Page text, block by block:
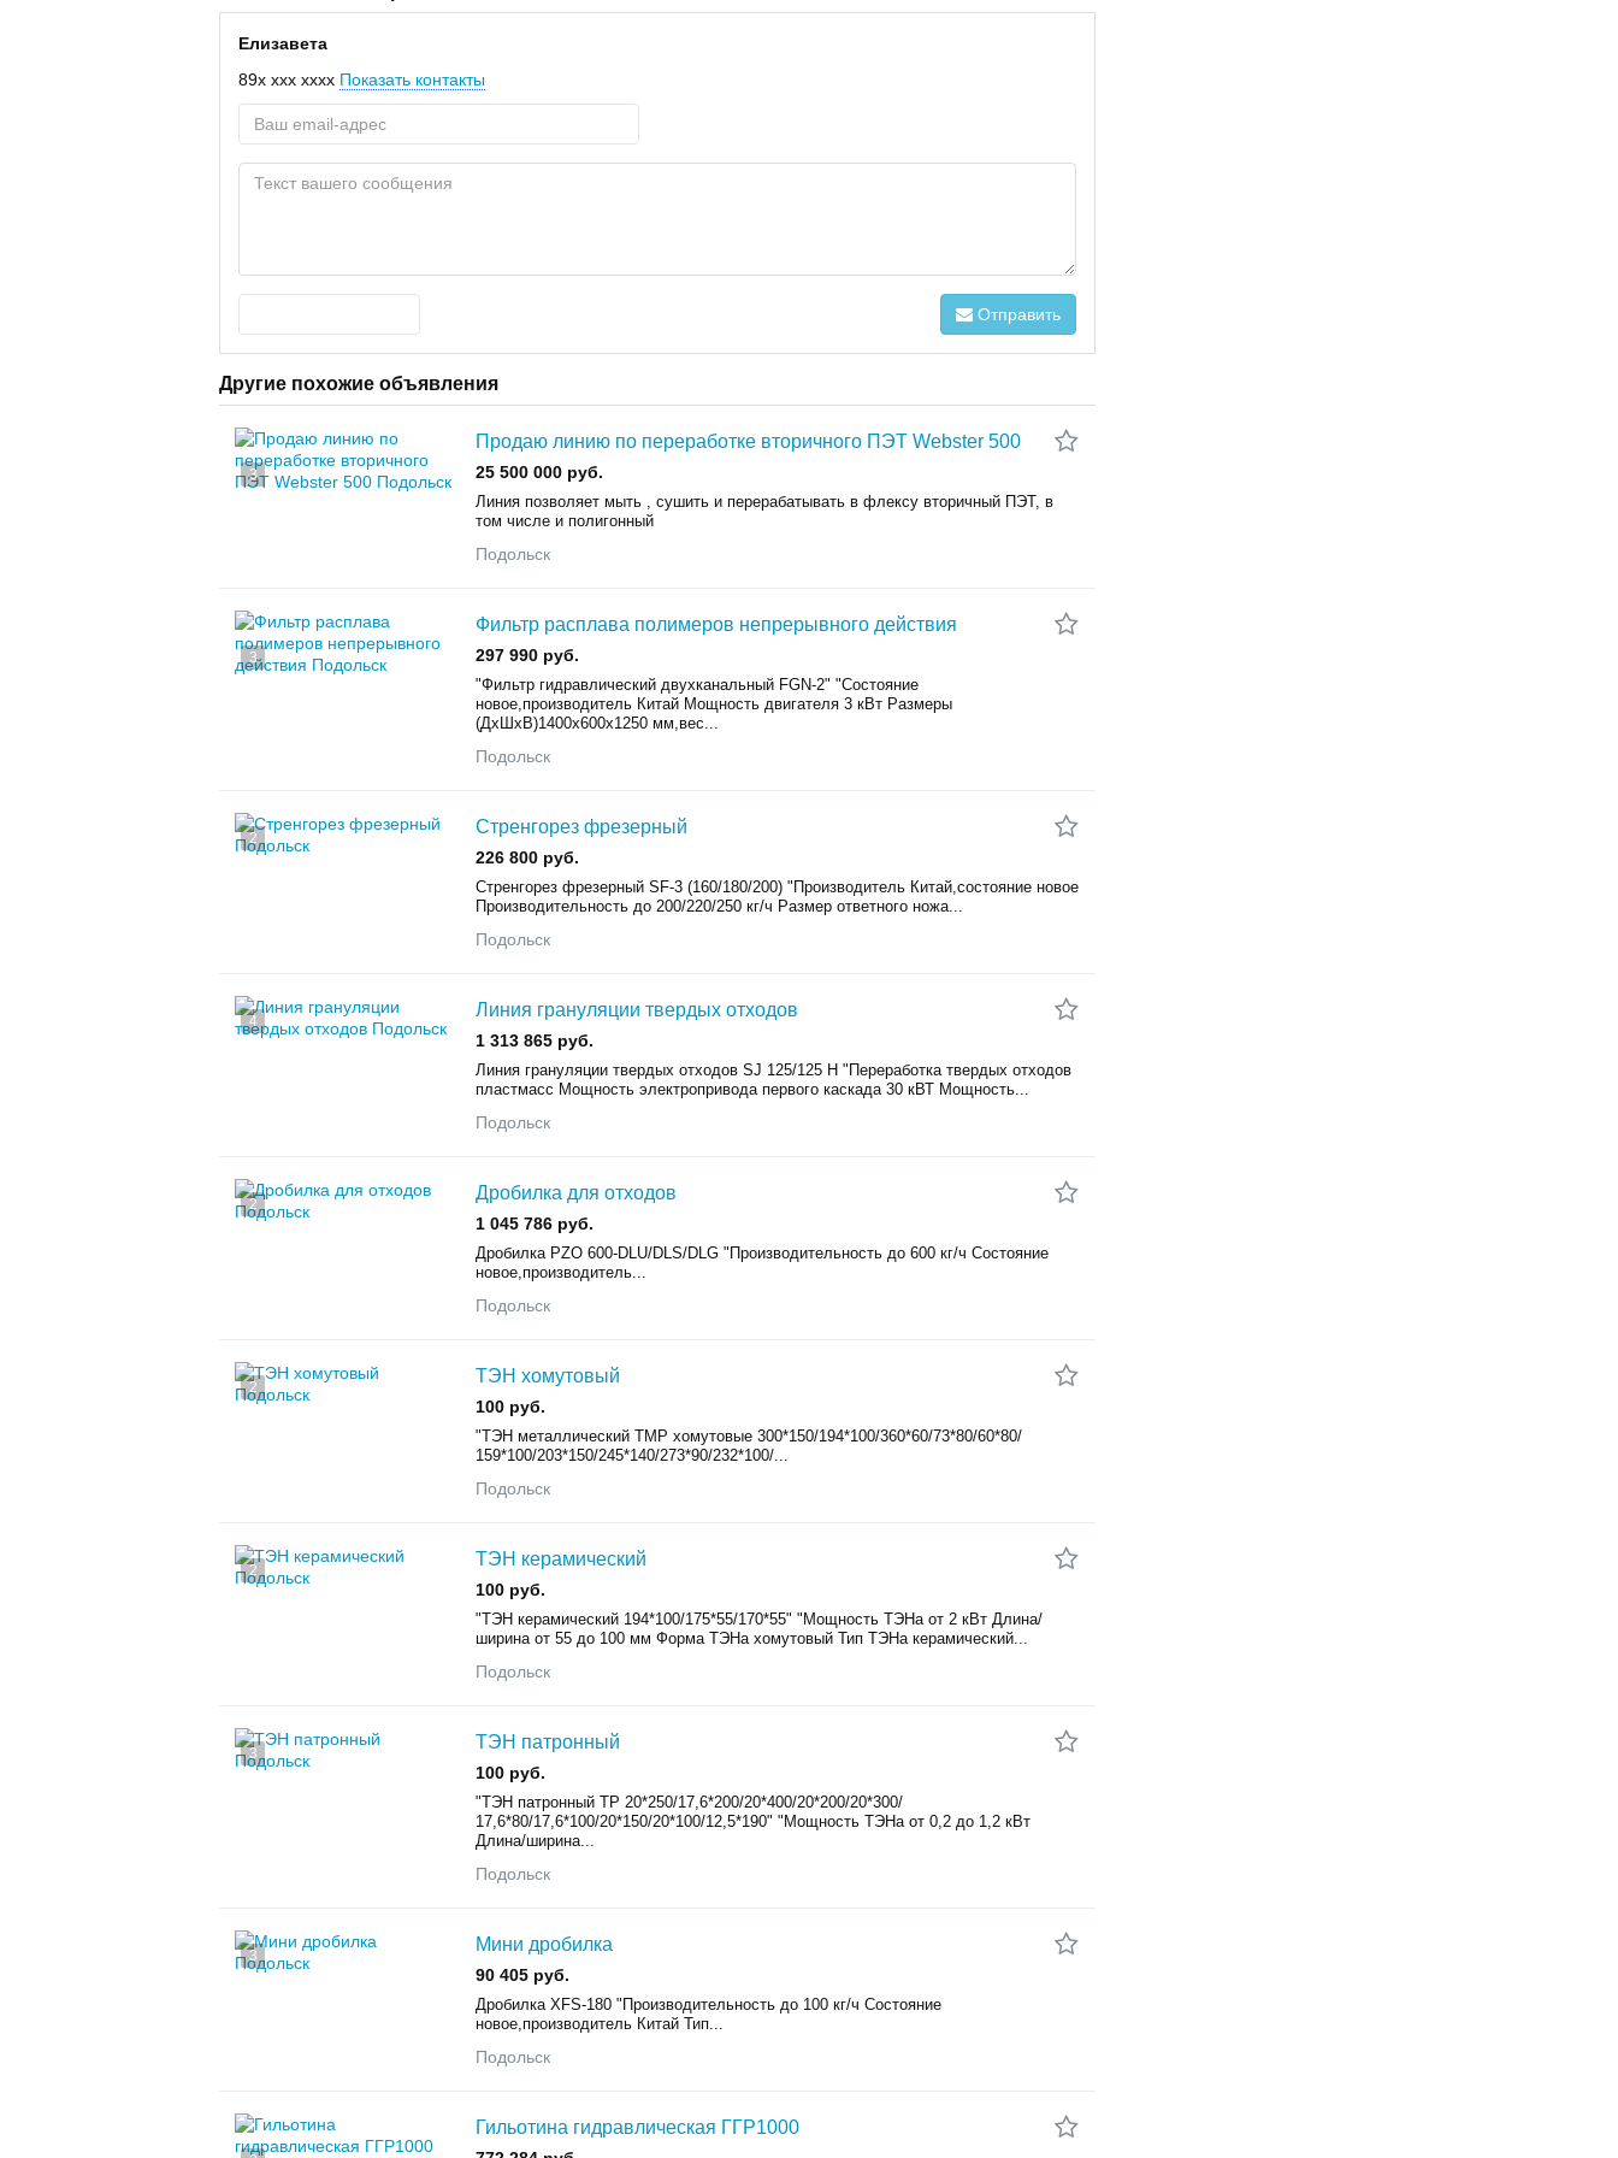
Елизавета
89x xxx xxxx Показать контакты
Отправить
Другие похожие объявления
3
Продаю линию по переработке вторичного ПЭТ Webster 500
25 500 000 руб.
Линия позволяет мыть , сушить и перерабатывать в флексу вторичный ПЭТ, в
том числе и полигонный
Подольск
3
Фильтр расплава полимеров непрерывного действия
297 990 руб.
"Фильтр гидравлический двухканальный FGN-2" "Состояние
новое,производитель Китай Мощность двигателя 3 кВт Размеры
(ДхШхВ)1400x600x1250 мм,вес...
Подольск
2
Стренгорез фрезерный
226 800 руб.
Стренгорез фрезерный SF-3 (160/180/200) "Производитель Китай,состояние новое
Производительность до 200/220/250 кг/ч Размер ответного ножа...
Подольск
4
Линия грануляции твердых отходов
1 313 865 руб.
Линия грануляции твердых отходов SJ 125/125 H "Переработка твердых отходов
пластмасс Мощность электропривода первого каскада 30 кВТ Мощность...
Подольск
2
Дробилка для отходов
1 045 786 руб.
Дробилка PZO 600-DLU/DLS/DLG "Производительность до 600 кг/ч Состояние
новое,производитель...
Подольск
2
ТЭН хомутовый
100 руб.
"ТЭН металлический TMP хомутовые 300*150/194*100/360*60/73*80/60*80/
159*100/203*150/245*140/273*90/232*100/...
Подольск
2
ТЭН керамический
100 руб.
"ТЭН керамический 194*100/175*55/170*55" "Мощность ТЭНа от 2 кВт Длина/
ширина от 55 до 100 мм Форма ТЭНа хомутовый Тип ТЭНа керамический...
Подольск
3
ТЭН патронный
100 руб.
"ТЭН патронный TP 20*250/17,6*200/20*400/20*200/20*300/
17,6*80/17,6*100/20*150/20*100/12,5*190" "Мощность ТЭНа от 0,2 до 1,2 кВт
Длина/ширина...
Подольск
3
Мини дробилка
90 405 руб.
Дробилка XFS-180 "Производительность до 100 кг/ч Состояние
новое,производитель Китай Тип...
Подольск
Гильотина гидравлическая ГГР1000